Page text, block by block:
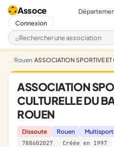
Assoce
Rechercher une
Connexion
Rouen ASSOCIATION SPORTIVE ET
ASSOCIATION
CULTURELLE DU
ROUEN
Dissoute Rouen
788602027
Créée en 1997